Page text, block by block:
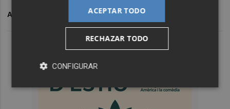
ARCHIVADO EN CORRUPCIÓN BLOC
ACEPTAR TODO
RECHAZAR TODO
CONFIGURAR